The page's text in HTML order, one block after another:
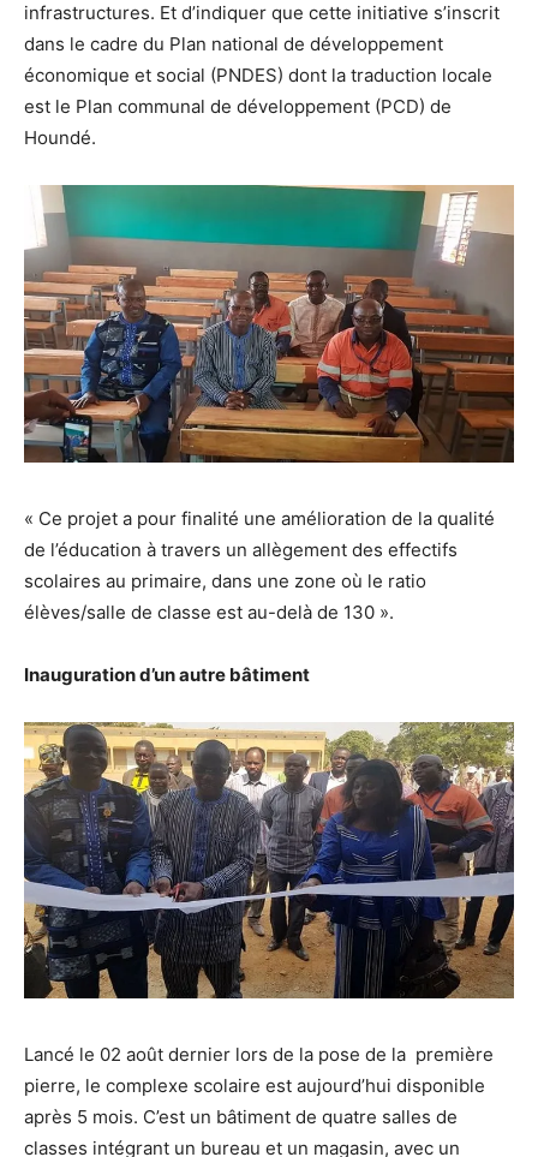
infrastructures. Et d’indiquer que cette initiative s’inscrit
dans le cadre du Plan national de développement
économique et social (PNDES) dont la traduction locale
est le Plan communal de développement (PCD) de
Houndé.
« Ce projet a pour finalité une amélioration de la qualité
de l’éducation à travers un allègement des effectifs
scolaires au primaire, dans une zone où le ratio
élèves/salle de classe est au-delà de 130 ».
Inauguration d’un autre bâtiment
Lancé le 02 août dernier lors de la pose de la première
pierre, le complexe scolaire est aujourd’hui disponible
après 5 mois. C’est un bâtiment de quatre salles de
classes intégrant un bureau et un magasin, avec un